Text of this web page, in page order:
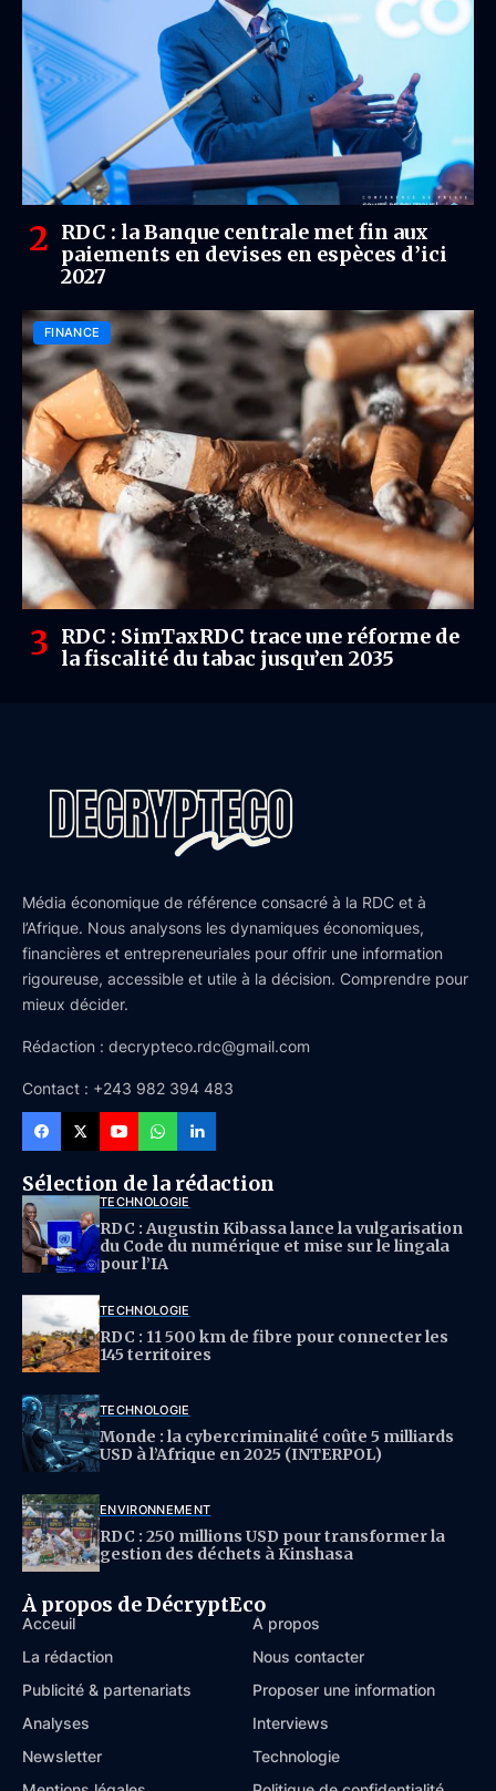
RDC : la Banque centrale met fin aux
paiements en devises en espèces d’ici
2027
FINANCE
RDC : SimTaxRDC trace une réforme de
la fiscalité du tabac jusqu’en 2035
Média économique de référence consacré à la RDC et à
l’Afrique. Nous analysons les dynamiques économiques,
financières et entrepreneuriales pour offrir une information
rigoureuse, accessible et utile à la décision. Comprendre pour
mieux décider.
Rédaction : decrypteco.rdc@gmail.com
Contact : +243 982 394 483
Sélection de la rédaction
TECHNOLOGIE
RDC : Augustin Kibassa lance la vulgarisation
du Code du numérique et mise sur le lingala
pour l’IA
TECHNOLOGIE
RDC : 11 500 km de fibre pour connecter les
145 territoires
TECHNOLOGIE
Monde : la cybercriminalité coûte 5 milliards
USD à l’Afrique en 2025 (INTERPOL)
ENVIRONNEMENT
RDC : 250 millions USD pour transformer la
gestion des déchets à Kinshasa
À propos de DécryptEco
Acceuil
À propos
La rédaction
Nous contacter
Publicité & partenariats
Proposer une information
Analyses
Interviews
Newsletter
Technologie